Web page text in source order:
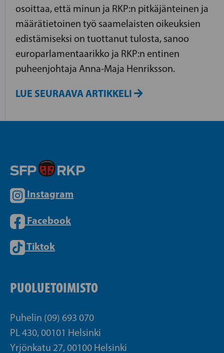
osoittaa, että minun ja RKP:n pitkäjänteinen ja
määrätietoinen työ saamelaisten oikeuksien
edistämiseksi on tuottanut tulosta, sanoo
europarlamentaarikko ja RKP:n entinen
puheenjohtaja Anna-Maja Henriksson.
LUE SEURAAVA ARTIKKELI
Instagram
Facebook
Tiktok
PUOLUETOIMISTO
Puhelin (09) 693 070
PL 430, 00101 Helsinki
Yrjönkatu 27, 00100 Helsinki